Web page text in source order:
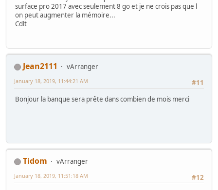
surface pro 2017 avec seulement 8 go et je ne crois pas que l
on peut augmenter la mémoire...
Cdlt
Jean2111
vArranger
#11
January 18, 2019, 11:44:21 AM
Bonjour la banque sera prête dans combien de mois merci
Tidom
vArranger
#12
January 18, 2019, 11:51:18 AM